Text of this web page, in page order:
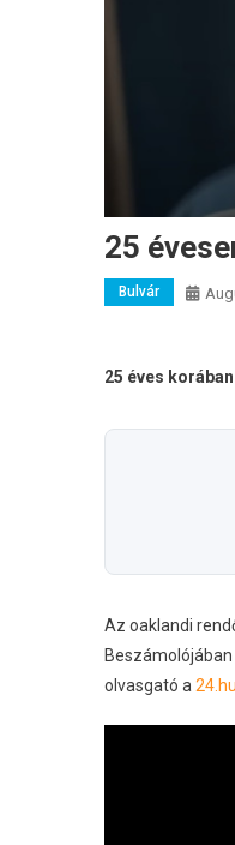
25
Bulvár
25 éves
Az oaklandi
olvasgató a 24.hu